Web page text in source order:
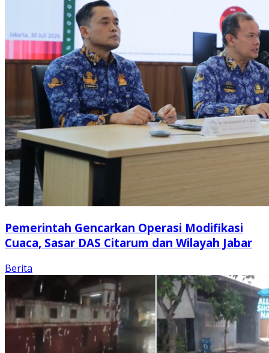
Pemerintah Gencarkan Operasi Modifikasi
Cuaca, Sasar DAS Citarum dan Wilayah Jabar
Berita